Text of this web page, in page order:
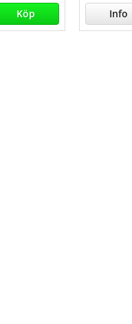
Köp Info